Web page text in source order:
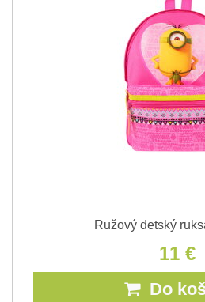
Ružový detský
11 €
Do